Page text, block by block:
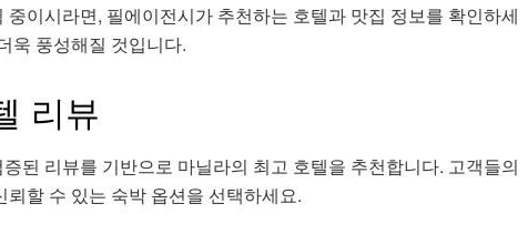
이시라면, 필에이전시가 추천하는 호텔과 맛집 정보를 확인하세
욱 풍성해질 것입니다.
리뷰
된 리뷰를 기반으로 마닐라의 최고 호텔을 추천합니다. 고객들의
할 수 있는 숙박 옵션을 선택하세요.